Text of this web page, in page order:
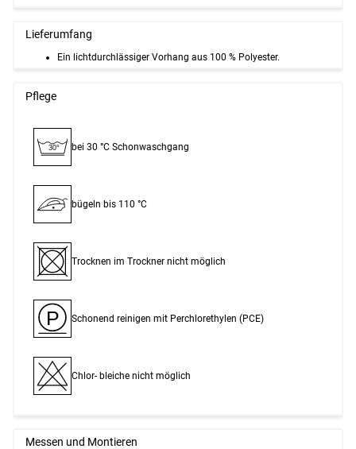
Lieferumfang
Ein lichtdurchlässiger Vorhang aus 100 % Polyester.
Pflege
30° bei 30 °C Schon­waschgang
bügeln bis 110 °C
Trocknen im Trockner nicht möglich
P Schonend reinigen mit Perchlor­ethylen (PCE)
Chlor- bleiche nicht möglich
Messen und Montieren